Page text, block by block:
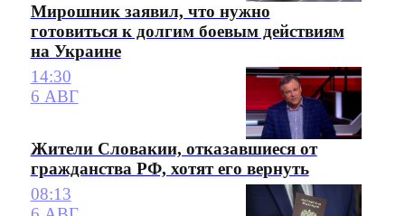
Мирошник заявил, что нужно
готовиться к долгим боевым действиям
на Украине
14:30
6 АВГ
Жители Словакии, отказавшиеся от
гражданства РФ, хотят его вернуть
08:13